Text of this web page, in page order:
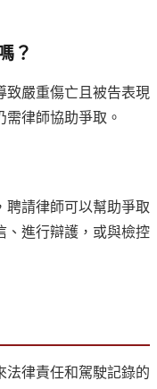
？
致嚴重傷亡且被告表現
律師協助爭取。
聘請律師可以幫助爭取
、進行辯護，或與檢控
法律責任和駕駛記錄的